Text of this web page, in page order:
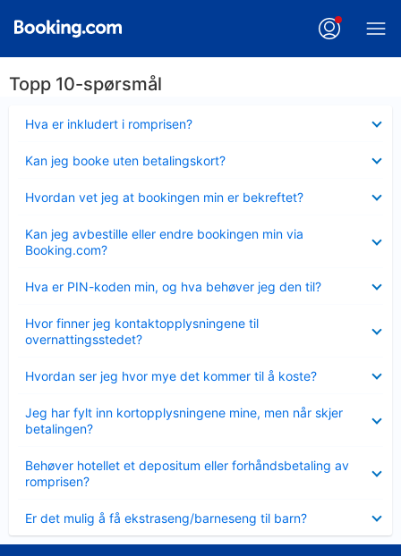
Topp 10-spørsmål
Hva er inkludert i romprisen?
mindre
Kan jeg booke uten betalingskort?
mindre
Hvordan vet jeg at bookingen min er bekreftet?
mindre
Kan jeg avbestille eller endre bookingen min via
Booking.com?
mindre
Hva er PIN-koden min, og hva behøver jeg den til?
mindre
Hvor finner jeg kontaktopplysningene til
overnattingsstedet?
mindre
Hvordan ser jeg hvor mye det kommer til å koste?
mindre
Jeg har fylt inn kortopplysningene mine, men når skjer
betalingen?
mindre
Behøver hotellet et depositum eller forhåndsbetaling av
romprisen?
mindre
Er det mulig å få ekstraseng/barneseng til barn?
mindre